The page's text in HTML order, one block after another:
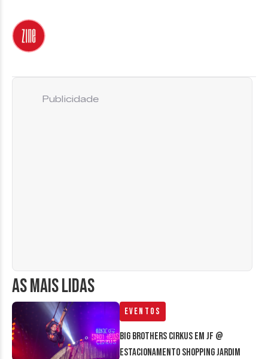
AS MAIS LIDAS
Eventos
Big Brothers Cirkus em JF @
estacionamento Shopping Jardim
Publicidade